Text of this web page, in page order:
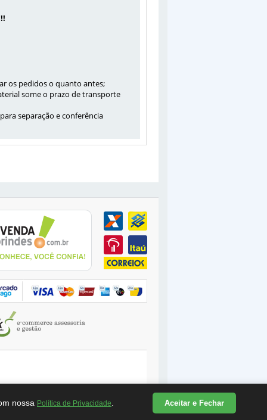
os pedidos o quanto antes;
some o prazo de transporte
separação e conferência
nossa Política de Privacidade Aceitar e Fechar